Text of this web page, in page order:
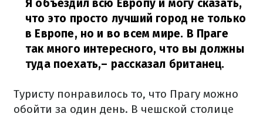
Я объездил всю Европу и могу сказать,
что это просто лучший город не только
в Европе, но и во всем мире. В Праге
так много интересного, что вы должны
туда поехать,– рассказал британец.
Туристу понравилось то, что Прагу можно
обойти за один день. В чешской столице